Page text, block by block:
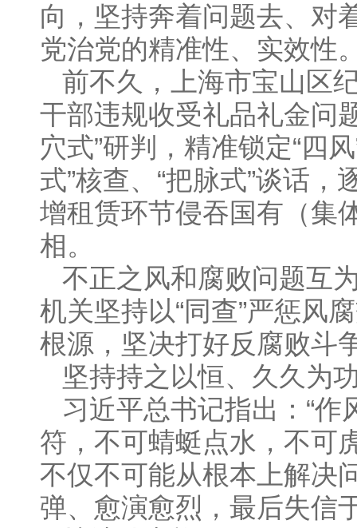
向，坚持奔着问题去、对
党治党的精准性、实效性
前不久，上海市宝山区
干部违规收受礼品礼金问
穴式”研判，精准锁定“四
式”核查、“把脉式”谈话
增租赁环节侵吞国有（集
相。
不正之风和腐败问题互
机关坚持以“同查”严惩风
根源，坚决打好反腐败斗
坚持持之以恒、久久为
习近平总书记指出：“
符，不可蜻蜓点水，不可
不仅不可能从根本上解决
弹、愈演愈烈，最后失信